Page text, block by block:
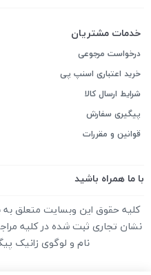
خدمات مشتریان
درخواست مرجوعی
خرید اعتباری اسنپ پی
شرایط ارسال کالا
پیگیری سفارش
قوانین و مقررات
با ما همراه باشید
کلیه حقوق این وبسایت متعلق به
نشان تجاری ثبت شده در کلیه
نام و لوگوی زانیک